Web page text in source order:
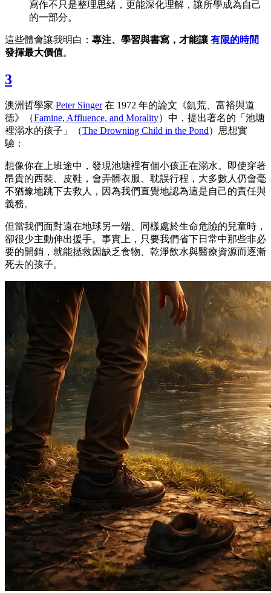
寫作不只是整理思緒，更能深化理解，讓所學成為自己
的一部分。
這些體會讓我明白： 專注、學習與書寫，才能讓 有限的時間
發揮最大價值。
3
澳洲哲學家 Peter Singer在 1972 年的論文《飢荒、富裕與道
德》（Famine, Affluence, and Morality）中，提出著名的「池塘
裡溺水的孩子」（The Drowning Child in the Pond）思想實
驗：
想像你在上班途中，發現池塘裡有個小孩正在溺水。即使穿著
昂貴的西裝、皮鞋，會弄髒衣服、耽誤行程，大多數人仍會毫
不猶豫地跳下去救人，因為我們直覺地認為這是自己的責任與
義務。
但當我們面對遠在地球另一端、同樣處於生命危險的兒童時，
卻很少主動伸出援手。事實上，只要我們省下日常中那些非必
要的開銷，就能拯救因缺乏食物、乾淨飲水與醫療資源而逐漸
死去的孩子。